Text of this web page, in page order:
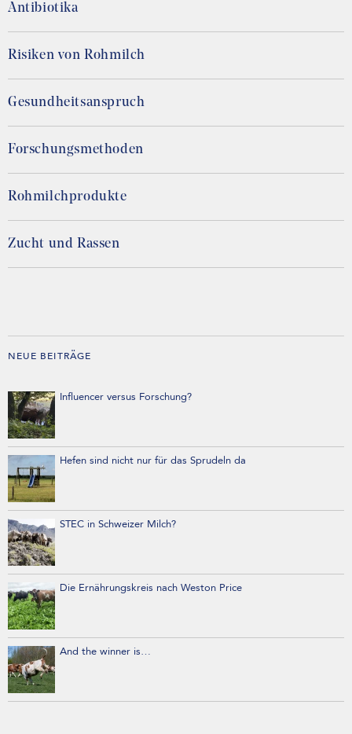
Antibiotika
Risiken von Rohmilch
Gesundheitsanspruch
Forschungsmethoden
Rohmilchprodukte
Zucht und Rassen
NEUE BEITRÄGE
Influencer versus Forschung?
Hefen sind nicht nur für das Sprudeln da
STEC in Schweizer Milch?
Die Ernährungskreis nach Weston Price
And the winner is…